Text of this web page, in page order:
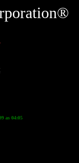
as 04:05